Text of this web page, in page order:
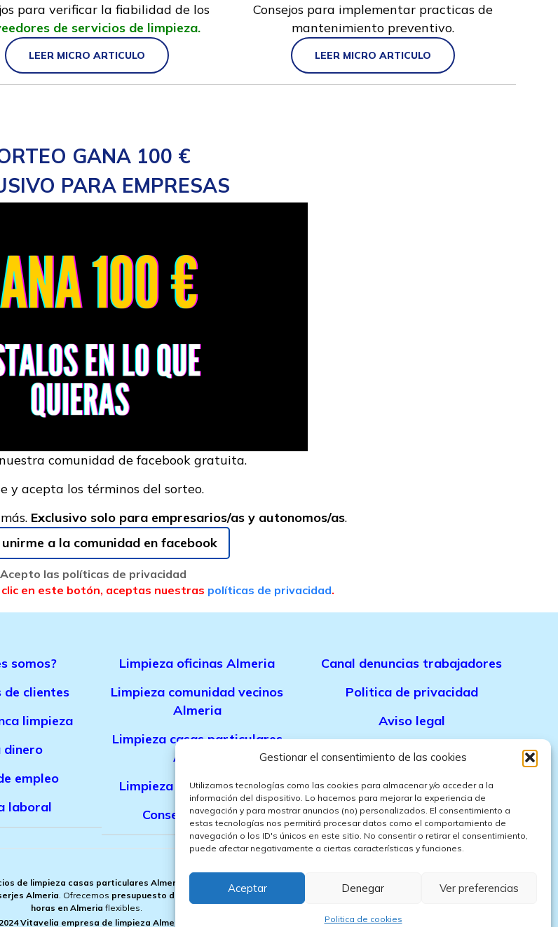
Gestionar el consentimiento de las cookies
Utilizamos tecnologías como las cookies para almacenar y/o acceder a la
información del dispositivo. Lo hacemos para mejorar la experiencia de
navegación y para mostrar anuncios (no) personalizados. El consentimiento a
estas tecnologías nos permitirá procesar datos como el comportamiento de
navegación o los ID's únicos en este sitio. No consentir o retirar el consentimiento,
puede afectar negativamente a ciertas características y funciones.
Aceptar Denegar Ver preferencias
Politica de cookies
para verificar la fiabilidad de los
de servicios de limpieza.
LEER MICRO ARTICULO
Consejos para implementar practicas de
mantenimiento preventivo.
LEER MICRO ARTICULO
GANA 100 €
PARA EMPRESAS
comunidad de facebook gratuita.
y acepta los términos del sorteo.
Exclusivo solo para empresarios/as y autonomos/as.
a la comunidad en facebook
Acepto las políticas de privacidad
en este botón, aceptas nuestras políticas de privacidad.
somos?
de clientes
limpieza
dinero
empleo
laboral
Limpieza oficinas Almeria
Limpieza comunidad vecinos
Almeria
Limpieza casas particulares
Almeria
Limpieza de obra Almeria
Conserjes Almeria
Canal denuncias trabajadores
Politica de privacidad
Aviso legal
Politica de cookies
Politica de confidencialidad
de limpieza casas particulares Almeria limpieza oficinas Almeria
Limpieza comunidad
Almeria . Ofrecemos presupuesto de limpieza en Almeria competitivos y
limpieza por
horas en Almeria flexibles.
Vitavelia empresa de limpieza Almeria